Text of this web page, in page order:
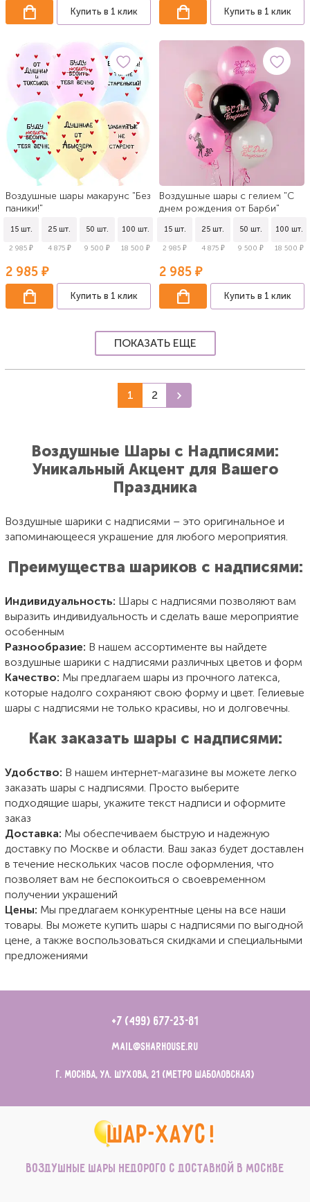
Купить в 1 клик Купить в 1 клик
Воздушные шары макарунс "Без
паники!"
15 шт.
2 985 ₽
25 шт.
4 875 ₽
50 шт.
9 500 ₽
100 шт.
18 500 ₽
2 985 ₽
Купить в 1 клик
Воздушные шары с гелием "С
днем рождения от Барби"
15 шт.
2 985 ₽
25 шт.
4 875 ₽
50 шт.
9 500 ₽
100 шт.
18 500 ₽
2 985 ₽
Купить в 1 клик
ПОКАЗАТЬ ЕЩЕ
1 2
Воздушные Шары с Надписями:
Уникальный Акцент для Вашего
Праздника
Воздушные шарики с надписями – это оригинальное и
запоминающееся украшение для любого мероприятия.
Преимущества шариков с надписями:
Индивидуальность: Шары с надписями позволяют вам
выразить индивидуальность и сделать ваше мероприятие
особенным
Разнообразие: В нашем ассортименте вы найдете
воздушные шарики с надписями различных цветов и форм
Качество: Мы предлагаем шары из прочного латекса,
которые надолго сохраняют свою форму и цвет. Гелиевые
шары с надписями не только красивы, но и долговечны.
Как заказать шары с надписями:
Удобство: В нашем интернет-магазине вы можете легко
заказать шары с надписями. Просто выберите
подходящие шары, укажите текст надписи и оформите
заказ
Доставка: Мы обеспечиваем быструю и надежную
доставку по Москве и области. Ваш заказ будет доставлен
в течение нескольких часов после оформления, что
позволяет вам не беспокоиться о своевременном
получении украшений
Цены: Мы предлагаем конкурентные цены на все наши
товары. Вы можете купить шары с надписями по выгодной
цене, а также воспользоваться скидками и специальными
предложениями
+7 (499) 677-23-81
mail@sharhouse.ru
г. Москва, ул. Шухова, 21 (метро Шаболовская)
Воздушные шары недорого с доставкой в Москве